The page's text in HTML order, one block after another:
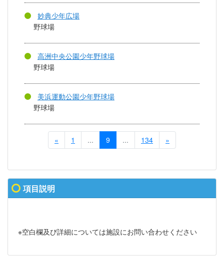
妙典少年広場
野球場
高洲中央公園少年野球場
野球場
美浜運動公園少年野球場
野球場
« 1 ... 9 ... 134 »
項目説明
※空白欄及び詳細については施設にお問い合わせください